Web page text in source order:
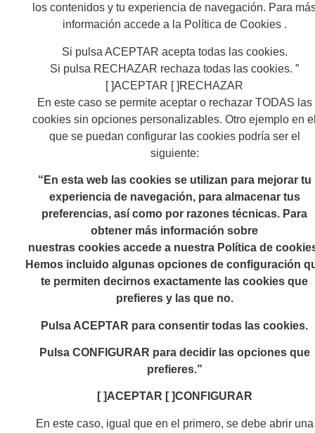
los contenidos y tu experiencia de navegación. Para
información accede a la Política de Cookies .
Si pulsa ACEPTAR acepta todas las cookies.
Si pulsa RECHAZAR rechaza todas las cookies. ”
[ ]ACEPTAR [ ]RECHAZAR
En este caso se permite aceptar o rechazar TODAS las
cookies sin opciones personalizables. Otro ejemplo en
que se puedan configurar las cookies podría ser el
siguiente:
“En esta web las cookies se utilizan para mejorar tu
experiencia de navegación, para almacenar tus
preferencias, así como por razones técnicas. Para
obtener más información sobre
nuestras cookies accede a nuestra Política de
Hemos incluido algunas opciones de configuración
te permiten decirnos exactamente las cookies que
prefieres y las que no.
Pulsa ACEPTAR para consentir todas las cookies.
Pulsa CONFIGURAR para decidir las opciones que
prefieres.”
[ ]ACEPTAR [ ]CONFIGURAR
En este caso, igual que en el primero, se debe abrir una